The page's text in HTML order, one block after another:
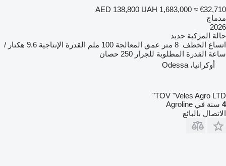
AED 138,800 UAH 1,683,000 ≈ €32,710
مدماج
2026
حالة المركبة جديد
اتساع الخطف 8 متر عمق المعالجة 100 ملم القدرة الإنتاجية
9.6 هكتار /
ساعة القدرة المطلوبة للجرار 250 حصان
أوكرانيا، Odessa
TOV "Veles Agro LTD"
4 سنة في Agroline
الاتصال بالبائع